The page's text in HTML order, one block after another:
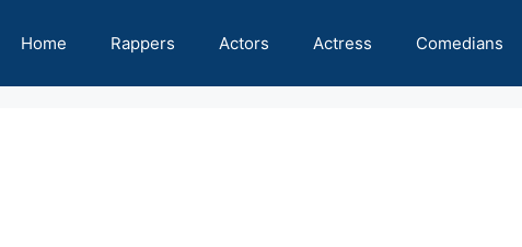
Home Rappers Actors Actress Comedians